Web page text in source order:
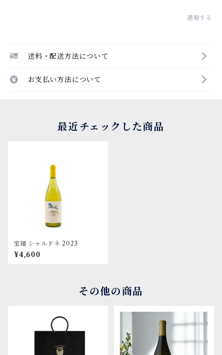
通報する
送料・配送方法について
お支払い方法について
最近チェックした商品
宝結 シャルドネ 2023
¥4,600
その他の商品